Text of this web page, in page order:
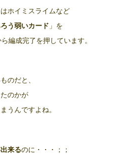
ホイミスライムなど
う弱いカード 」を
編成完了を押しています。
のだと、
のかが
うんですよね。
来るのに・・・；；